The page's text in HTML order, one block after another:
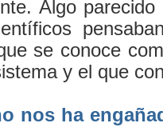
Algo
se conoce
y el que
nos ha